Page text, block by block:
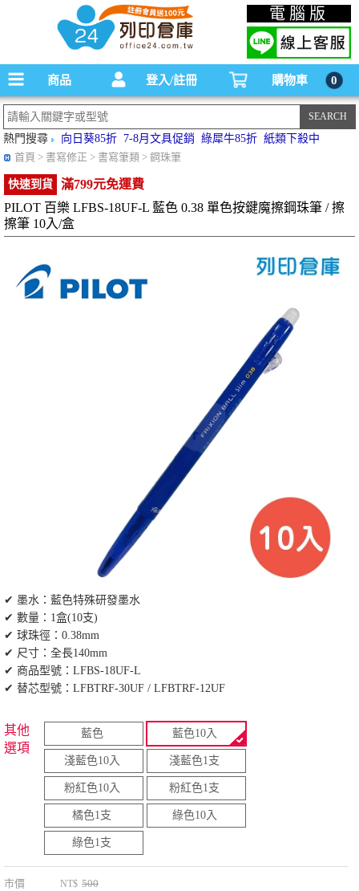
碳粉匣，墨水匣,原廠碳粉匣，副廠碳粉匣，環保碳粉匣,連續供墨印表機-office24列印
倉庫線上購物手機版
電腦版
商品 登入/註冊 購物車 0
熱門搜尋 向日葵85折 7-8月文具促銷 綠犀牛85折 紙類下殺中
首頁 > 書寫修正 > 書寫筆類 > 鋼珠筆
快速到貨
滿799元免運費
PILOT 百樂 LFBS-18UF-L 藍色 0.38 單色按鍵魔擦鋼珠筆 / 擦
擦筆 10入/盒
✔ 墨水：藍色特殊研發墨水
✔ 數量：1盒(10支)
✔ 球珠徑：0.38mm
✔ 尺寸：全長140mm
✔ 商品型號：LFBS-18UF-L
✔ 替芯型號：LFBTRF-30UF / LFBTRF-12UF
其他
選項
藍色 藍色10入
淺藍色10入 淺藍色1支
粉紅色10入 粉紅色1支
橘色1支 綠色10入
綠色1支
市價 NT$ 500